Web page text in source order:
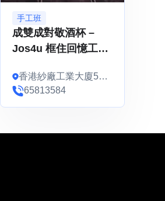
手工班
成雙成對敬酒杯 –
Jos4u 框住回憶工作
香港紗廠工業大廈5
期， 3樓D， 49號房
65813584